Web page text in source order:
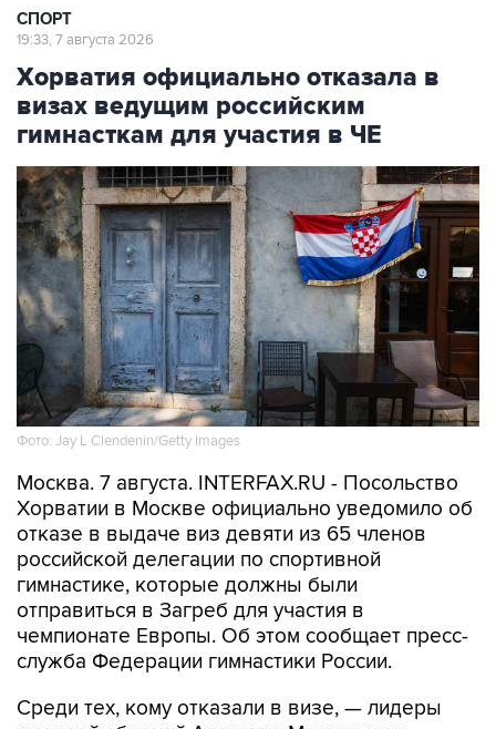
СПОРТ
19:33, 7 августа 2026
Хорватия официально отказала в
визах ведущим российским
гимнасткам для участия в ЧЕ
Фото: Jay L Clendenin/Getty Images
Москва. 7 августа. INTERFAX.RU - Посольство
Хорватии в Москве официально уведомило об
отказе в выдаче виз девяти из 65 членов
российской делегации по спортивной
гимнастике, которые должны были
отправиться в Загреб для участия в
чемпионате Европы. Об этом сообщает пресс-
служба Федерации гимнастики России.
Среди тех, кому отказали в визе, — лидеры